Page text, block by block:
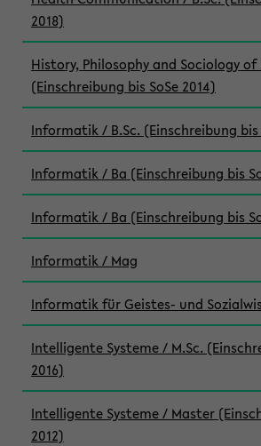
2018)
History, Philosophy and Sociology
(Einschreibung bis SoSe 2014)
Informatik / B.Sc. (Einschreibung bis
Informatik / Ba (Einschreibung bis
Informatik / Ba (Einschreibung bis
Informatik / Mag
Informatik für Geistes- und
Intelligente Systeme / M.Sc.
2016)
Intelligente Systeme / Master
2012)